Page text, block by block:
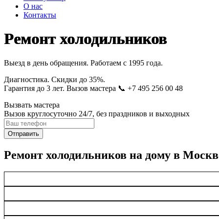
О нас
Контакты
Ремонт холодильников
Выезд в день обращения. Работаем с 1995 года.
Диагностика. Скидки до 35%.
Гарантия до 3 лет. Вызов мастера 📞 +7 495 256 00 48
Вызвать мастера
Вызов круглосуточно 24/7, без праздников и выходных
Отправить
Ремонт холодильников на дому в